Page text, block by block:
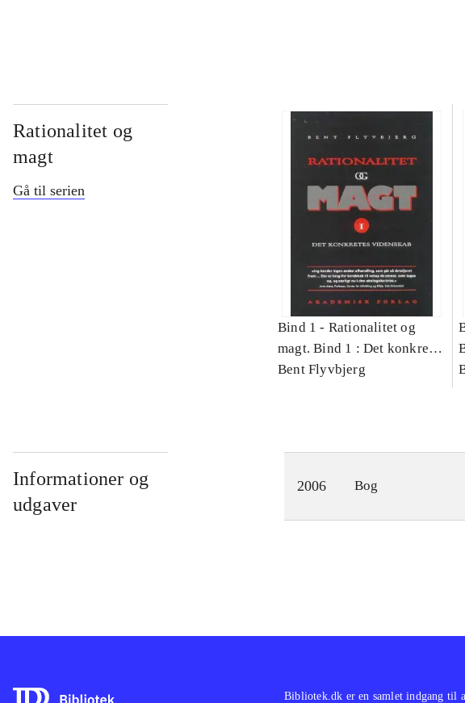
Rationalitet og
magt
Gå til serien
Bind 1 - Rationalitet og
magt. Bind 1 : Det konkretes
videnskab
Bent Flyvbjerg
Informationer og
udgaver
2006 Bog
Bibliotek.dk er en samlet indgang til